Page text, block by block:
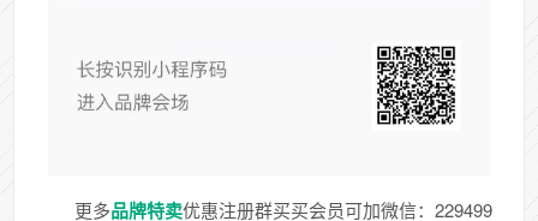
更多品牌特卖优惠注册群买买会员可加微信：229499